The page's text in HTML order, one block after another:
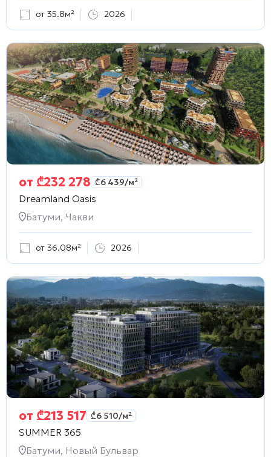
от 35.8м² 2026
от ₾232 278 ₾6 439/м²
Dreamland Oasis
Батуми, Чакви
от 36.08м² 2026
от ₾213 517 ₾6 510/м²
SUMMER 365
Батуми, Новый Бульвар